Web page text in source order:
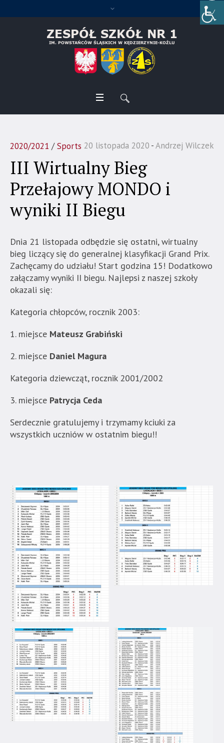
20 listopada 2020 Andrzej Wilczek
2020/2021 /Sports
III Wirtualny Bieg
Przełajowy MONDO i
wyniki II Biegu
Dnia 21 listopada odbędzie się ostatni, wirtualny
bieg liczący się do generalnej klasyfikacji Grand Prix.
Zachęcamy do udziału! Start godzina 15! Dodatkowo
załączamy wyniki II biegu. Najlepsi z naszej szkoły
okazali się:
Kategoria chłopców, rocznik 2003:
1. miejsce Mateusz Grabiński
2. miejsce Daniel Magura
Kategoria dziewcząt, rocznik 2001/2002
3. miejsce Patrycja Ceda
Serdecznie gratulujemy i trzymamy kciuki za
wszystkich uczniów w ostatnim biegu!!